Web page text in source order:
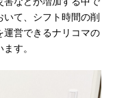
て、シフト時間の削
営できるナリコマの
す。